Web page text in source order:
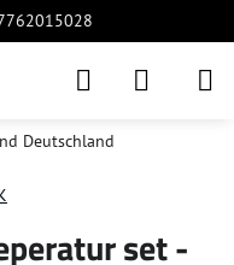
Deutschland
set -